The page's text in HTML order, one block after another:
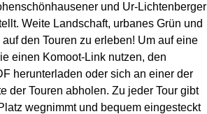
und Ur-Lichtenberger
Weite Landschaft, urbanes Grün und
den Touren zu erleben! Um auf eine
einen Komoot-Link nutzen, den
herunterladen oder sich an einer der
der Touren abholen. Zu jeder Tour gibt
wegnimmt und bequem eingesteckt